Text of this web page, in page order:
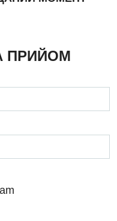
ПРИЙОМ